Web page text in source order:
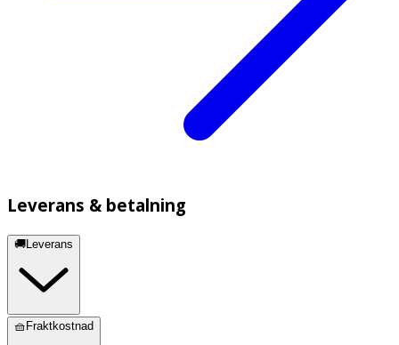
Leverans & betalning
🚚Leverans
🧺Fraktkostnad